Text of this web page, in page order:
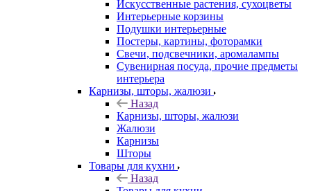
Искусственные растения, сухоцветы
Интерьерные корзины
Подушки интерьерные
Постеры, картины, фоторамки
Свечи, подсвечники, аромалампы
Сувенирная посуда, прочие предметы
интерьера
Карнизы, шторы, жалюзи
Назад
Карнизы, шторы, жалюзи
Жалюзи
Карнизы
Шторы
Товары для кухни
Назад